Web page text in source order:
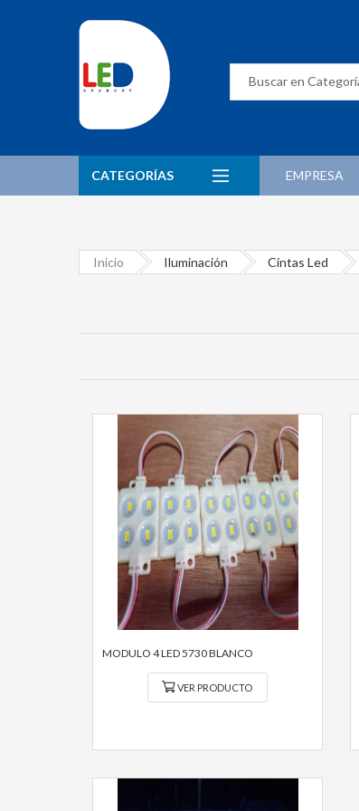
CATEGORÍAS EMPRESA
Inicio Iluminación Cintas Led
MODULO 4 LED 5730 BLANCO
VER PRODUCTO